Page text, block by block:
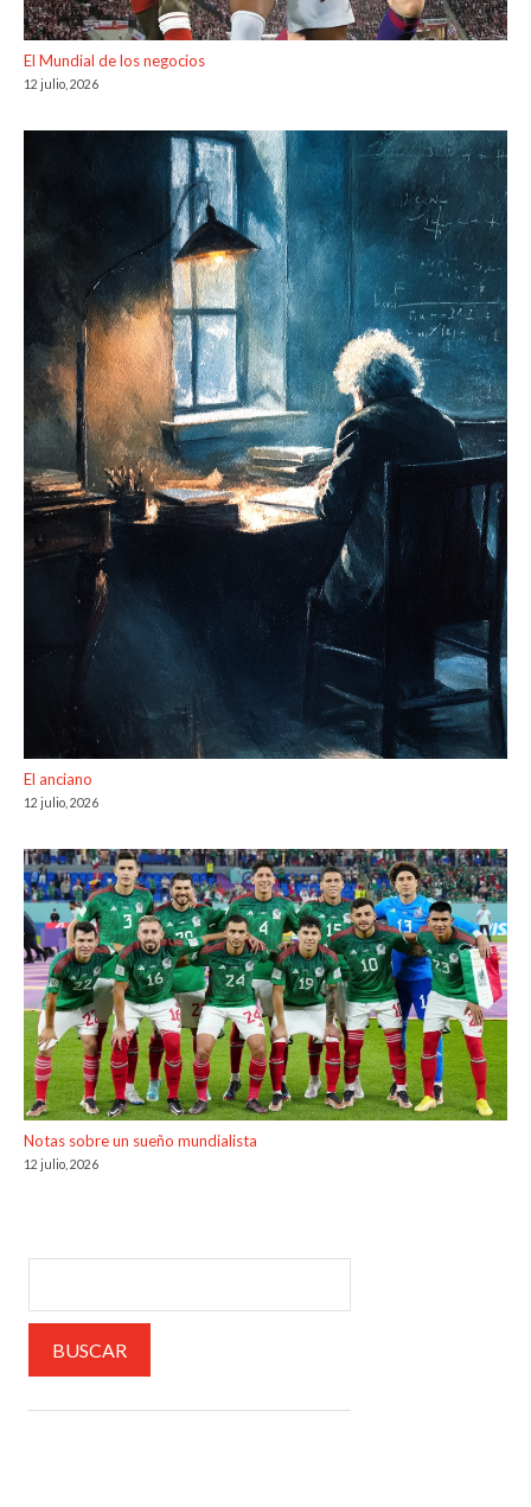
El Mundial de los negocios
12 julio, 2026
El anciano
12 julio, 2026
Notas sobre un sueño mundialista
12 julio, 2026